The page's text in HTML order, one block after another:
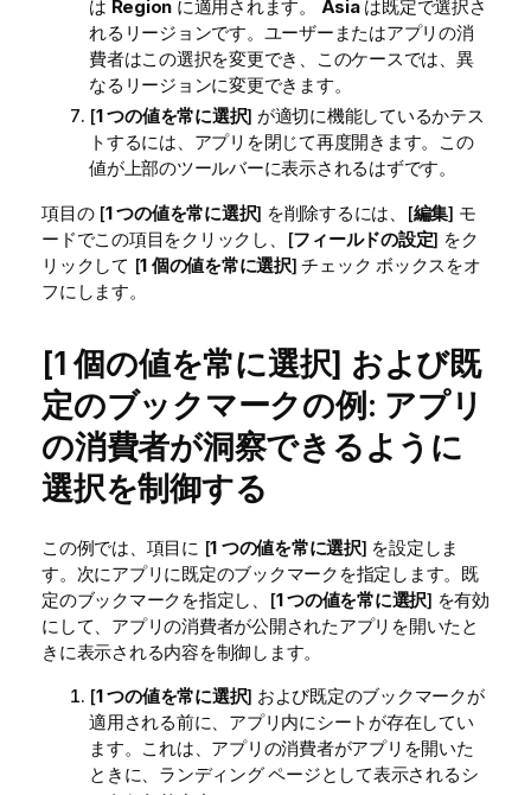
は Region に適用されます。 Asiaは既定で選択さ
れるリージョンです。ユーザーまたはアプリの消
費者はこの選択を変更でき、このケースでは、異
なるリージョンに変更できます。
[1 つの値を常に選択] が適切に機能しているかテス
トするには、アプリを閉じて再度開きます。この
値が上部のツールバーに表示されるはずです。
項目の [1 つの値を常に選択] を削除するには、[編集] モ
ードでこの項目をクリックし、[フィールドの設定] をク
リックして [1 個の値を常に選択] チェック ボックスをオ
フにします。
[1 個の値を常に選択] および既
定のブックマークの例: アプリ
の消費者が洞察できるように
選択を制御する
この例では、項目に [1 つの値を常に選択] を設定しま
す。次にアプリに既定のブックマークを指定します。既
定のブックマークを指定し、[1 つの値を常に選択] を有効
にして、アプリの消費者が公開されたアプリを開いたと
きに表示される内容を制御します。
[1 つの値を常に選択] および既定のブックマークが
適用される前に、アプリ内にシートが存在してい
ます。これは、アプリの消費者がアプリを開いた
ときに、ランディング ページとして表示されるシ